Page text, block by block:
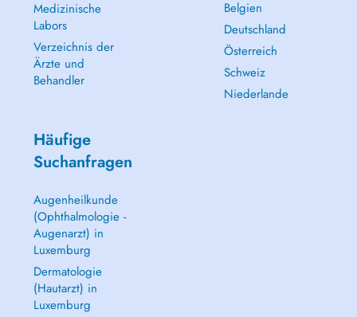
Medizinische
Labors
Verzeichnis der
Ärzte und
Behandler
Belgien
Deutschland
Österreich
Schweiz
Niederlande
Häufige
Suchanfragen
Augenheilkunde
(Ophthalmologie -
Augenarzt) in
Luxemburg
Dermatologie
(Hautarzt) in
Luxemburg